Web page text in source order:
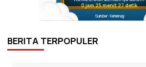
0 jam 25 menit 27 detik
Sumber: Kemenag
BERITA TERPOPULER